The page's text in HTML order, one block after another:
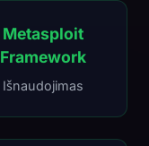
Metasploit
Framework
Išnaudojimas